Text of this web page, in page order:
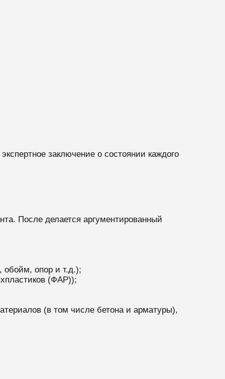
заключение о состоянии каждого
После делается аргументированный
обойм, опор и т.д.);
(ФАР));
(в том числе бетона и арматуры),